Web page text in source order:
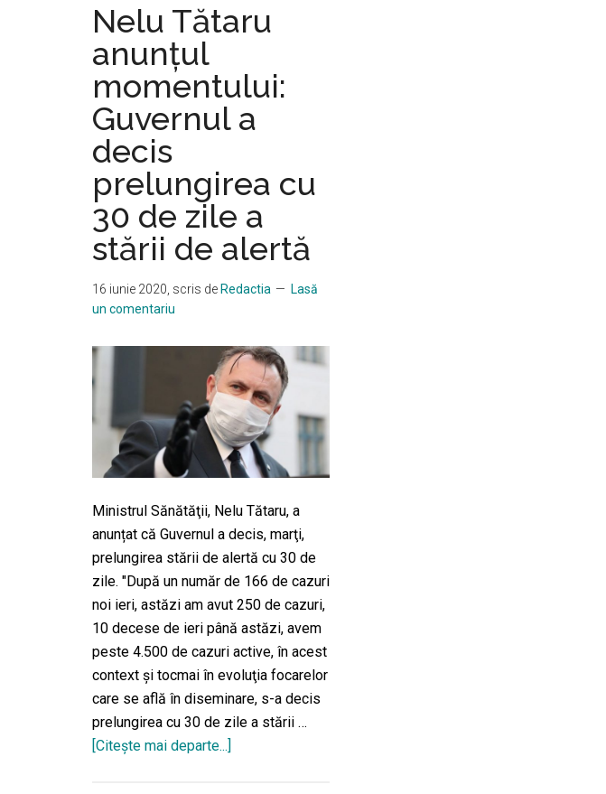
“Am
putea
face
acolo
muzeu”
Nelu Tătaru
anunțul
momentului:
Guvernul a
decis
prelungirea cu
30 de zile a
stării de alertă
16 iunie 2020 , scris de Redactia
Lasă
un comentariu
Ministrul Sănătăţii, Nelu Tătaru, a
anunțat că Guvernul a decis, marţi,
prelungirea stării de alertă cu 30 de
zile. "După un număr de 166 de cazuri
noi ieri, astăzi am avut 250 de cazuri,
10 decese de ieri până astăzi, avem
peste 4.500 de cazuri active, în acest
context şi tocmai în evoluţia focarelor
care se află în diseminare, s-a decis
prelungirea cu 30 de zile a stării …
[Citeşte mai departe...]